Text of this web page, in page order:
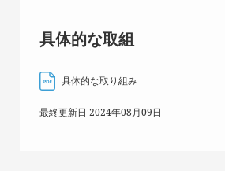
具体的な取組
具体的な取り組み
最終更新日 2024年08月09日